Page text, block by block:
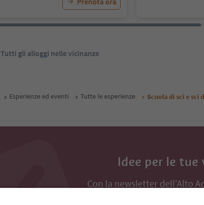
Tutti gli alloggi nelle vicinanze
Esperienze ed eventi Tutte le esperienze Scuola di sci e sci
Idee per le tue
Con la newsletter dell’Alto